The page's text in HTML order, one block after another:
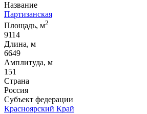
Название
Партизанская
Площадь, м2
9114
Длина, м
6649
Амплитуда, м
151
Страна
Россия
Субъект федерации
Красноярский Край